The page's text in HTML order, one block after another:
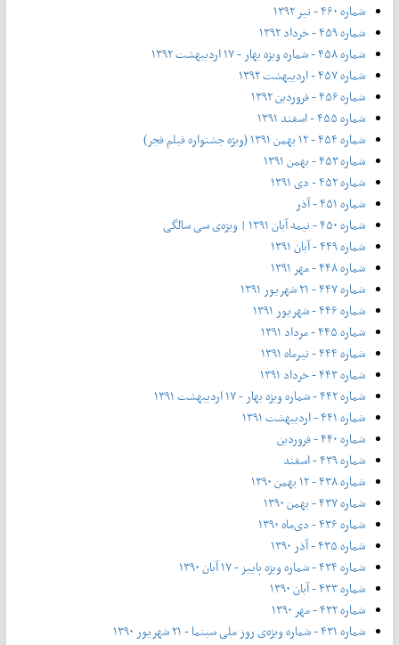
شماره ۴۶۰ - تیر ۱۳۹۲
شماره ۴۵۹ - خرداد ۱۳۹۲
شماره ۴۵۸ - شماره ویژه بهار - ۱۷ اردیبهشت ۱۳۹۲
شماره ۴۵۷ - اردیبهشت ۱۳۹۲
شماره ۴۵۶ - فروردین ۱۳۹۲
شماره ۴۵۵ - اسفند ۱۳۹۱
شماره ۴۵۴ - ۱۲ بهمن ۱۳۹۱ (ویژه جشنواره فیلم فجر)
شماره ۴۵۳ - بهمن ۱۳۹۱
شماره ۴۵۲ - دی ۱۳۹۱
شماره ۴۵۱ - آذر
شماره ۴۵۰ - نیمه آبان ۱۳۹۱ | ویژه‌ی سی سالگی
شماره ۴۴۹ - آبان ۱۳۹۱
شماره ۴۴۸ - مهر ۱۳۹۱
شماره ۴۴۷ - ۲۱ شهریور ۱۳۹۱
شماره ۴۴۶ - شهریور ۱۳۹۱
شماره ۴۴۵ - مرداد ۱۳۹۱
شماره ۴۴۴ - تیر‌ماه ۱۳۹۱
شماره ۴۴۳ - خرداد ۱۳۹۱
شماره ۴۴۲ - شماره ویژه بهار - ۱۷ اردیبهشت ۱۳۹۱
شماره ۴۴۱ - اردیبهشت ۱۳۹۱
شماره ۴۴۰ - فروردین
شماره ۴۳۹ - اسفند
شماره ۴۳۸ - ۱۲ بهمن ۱۳۹۰
شماره ۴۳۷ - بهمن ۱۳۹۰
شماره ۴۳۶ - دی‌ماه ۱۳۹۰
شماره ۴۳۵ - آذر ۱۳۹۰
شماره ۴۳۴ - شماره ویژه پاییز - ۱۷ آبان ۱۳۹۰
شماره ۴۳۳ - آبان ۱۳۹۰
شماره ۴۳۲ - مهر ۱۳۹۰
شماره ۴۳۱ - شماره ویژه‌ی روز ملی سینما - ۲۱ شهریور ۱۳۹۰